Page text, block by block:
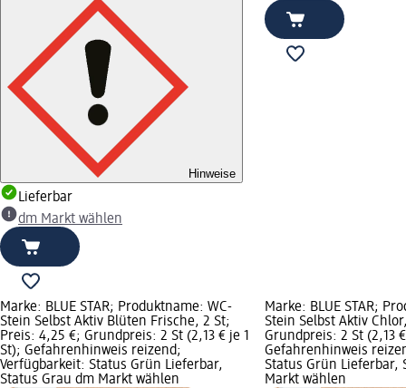
Hinweise
Lieferbar
dm Markt wählen
Marke: BLUE STAR; Produktname: WC-
Stein Selbst Aktiv Blüten Frische, 2 St;
Preis: 4,25 €; Grundpreis: 2 St (2,13 € je 1
St); Gefahrenhinweis reizend;
Verfügbarkeit: Status Grün Lieferbar,
Status Grau dm Markt wählen
Marke: BLUE STAR;
Stein Selbst Aktiv
Grundpreis: 2 St (2,13
Gefahrenhinweis
Status Grün Lieferbar,
Markt wählen